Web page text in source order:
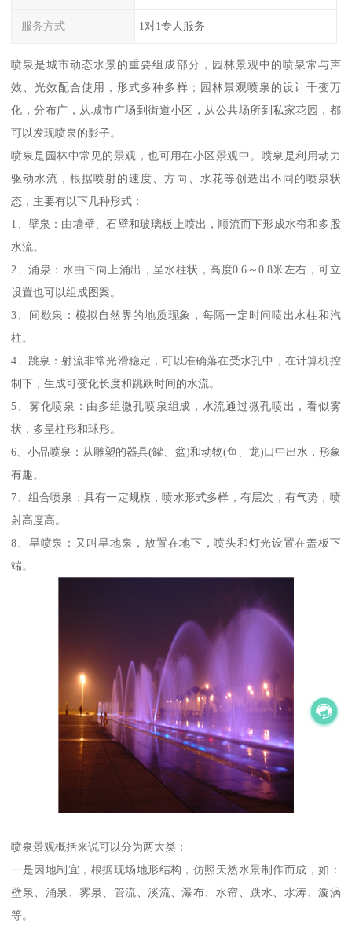
服务方式 1对1专人服务
喷泉是城市动态水景的重要组成部分，园林景观中的喷泉常与声
效、光效配合使用，形式多种多样；园林景观喷泉的设计千变万
化，分布广，从城市广场到街道小区，从公共场所到私家花园，都
可以发现喷泉的影子。
喷泉是园林中常见的景观，也可用在小区景观中。喷泉是利用动力
驱动水流，根据喷射的速度、方向、水花等创造出不同的喷泉状
态，主要有以下几种形式：
1、壁泉：由墙壁、石壁和玻璃板上喷出，顺流而下形成水帘和多股
水流。
2、涌泉：水由下向上涌出，呈水柱状，高度0.6～0.8米左右，可立
设置也可以组成图案。
3、间歇泉：模拟自然界的地质现象，每隔一定时问喷出水柱和汽
柱。
4、跳泉：射流非常光滑稳定，可以准确落在受水孔中，在计算机控
制下，生成可变化长度和跳跃时间的水流。
5、雾化喷泉：由多组微孔喷泉组成，水流通过微孔喷出，看似雾
状，多呈柱形和球形。
6、小品喷泉：从雕塑的器具(罐、盆)和动物(鱼、龙)口中出水，形象
有趣。
7、组合喷泉：具有一定规模，喷水形式多样，有层次，有气势，喷
射高度高。
8、旱喷泉：又叫旱地泉，放置在地下，喷头和灯光设置在盖板下
端。
喷泉景观概括来说可以分为两大类：
一是因地制宜，根据现场地形结构，仿照天然水景制作而成，如：
壁泉、涌泉、雾泉、管流、溪流、瀑布、水帘、跌水、水涛、漩涡
等。